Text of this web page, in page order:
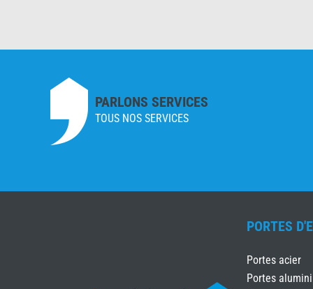
PARLONS SERVICES
TOUS NOS SERVICES
PORTES
Portes acier
Portes